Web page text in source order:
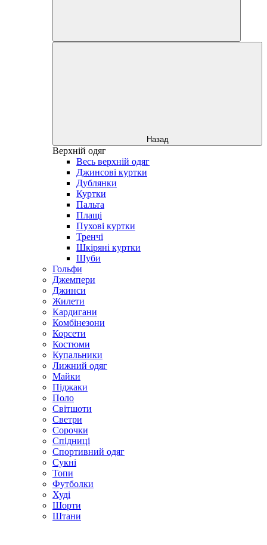
Назад
Верхній одяг
Весь верхній одяг
Джинсові куртки
Дублянки
Куртки
Пальта
Плащі
Пухові куртки
Тренчі
Шкіряні куртки
Шуби
Гольфи
Джемпери
Джинси
Жилети
Кардигани
Комбінезони
Корсети
Костюми
Купальники
Лижний одяг
Майки
Піджаки
Поло
Світшоти
Светри
Сорочки
Спідниці
Спортивний одяг
Сукні
Топи
Футболки
Худі
Шорти
Штани